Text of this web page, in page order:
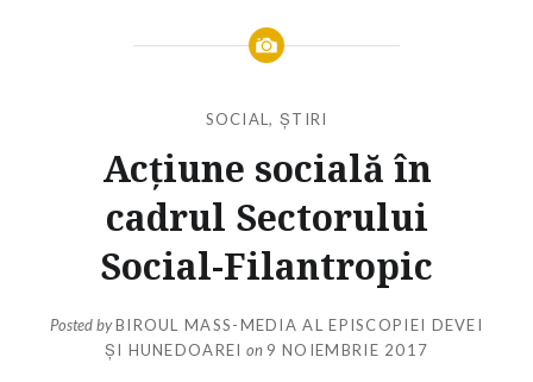
SOCIAL, ȘTIRI
Acțiune socială în
cadrul Sectorului
Social-Filantropic
Posted byBIROUL MASS-MEDIA AL EPISCOPIEI DEVEI
ȘI HUNEDOAREI on 9 NOIEMBRIE 2017